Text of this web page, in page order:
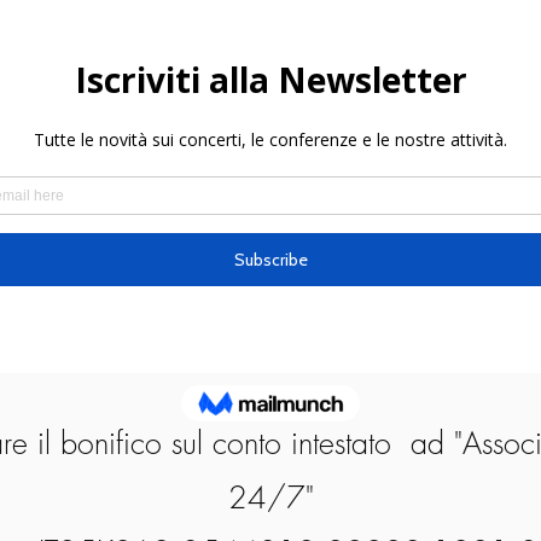
Biglietti Online
Acquisto con
Adulti-Il biglietto costa 45 euro.
il bonifico sul conto intestato ad
24/7"